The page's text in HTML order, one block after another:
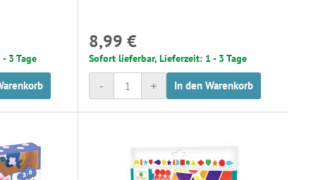
3 Tage
8,99 €
Sofort lieferbar, Lieferzeit: 1 - 3 Tage
+
- In den Warenkorb